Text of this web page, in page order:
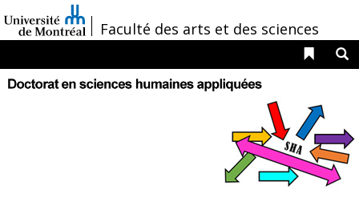
au
contenu
/Faculté des arts et des sciences
Liens
Navigation
principale